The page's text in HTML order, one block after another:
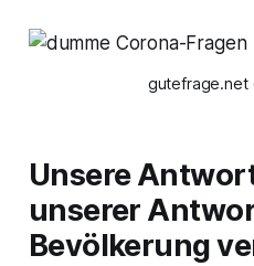
gutefrage.net
Unsere
unserer
Bevölkerung